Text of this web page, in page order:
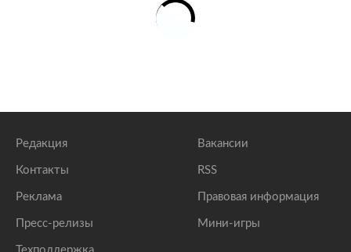
Редакция
Контакты
Реклама
Пресс-релизы
Вакансии
RSS
Правовая информация
Мини-игры